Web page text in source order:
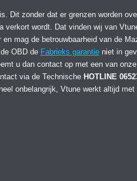
Dit zonder dat er grenzen worden
verkort wordt. Dat vinden wij van
en mag de betrouwbaarheid van de
OBD de Fabrieks garantieniet in
u dan contact op met een van
via de Technische HOTLINE
onbelangrijk, Vtune werkt altijd met